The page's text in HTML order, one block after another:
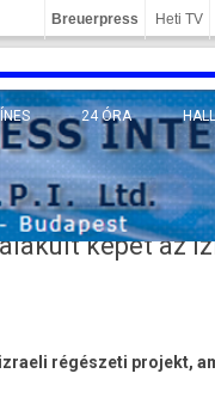
Breuerpress Heti TV
24 ÓRA
képet az
régészeti pro­jekt,